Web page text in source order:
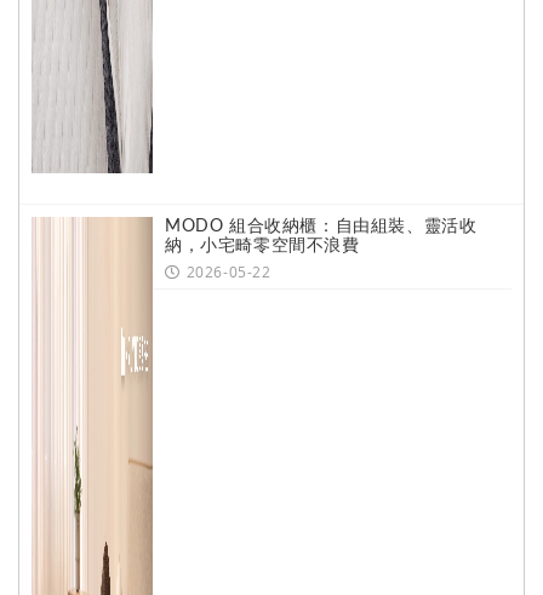
MODO 組合收納櫃：自由組裝、靈活收
納，小宅畸零空間不浪費
2026-05-22